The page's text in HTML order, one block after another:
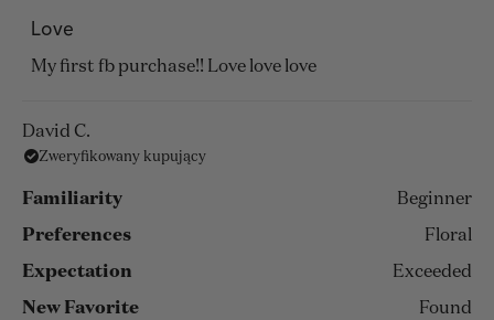
na
5
z
5
Love
My first fb purchase!! Love love love
David C.
Zweryfikowany kupujący
Familiarity Beginner
Preferences Floral
Expectation Exceeded
New Favorite Found